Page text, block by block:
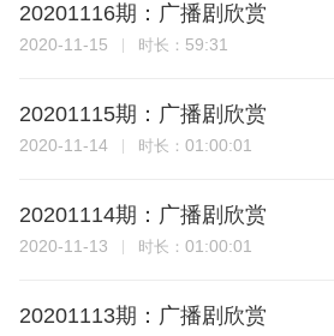
20201116期：广播剧欣赏
2020-11-15 时长： 59:31
20201115期：广播剧欣赏
2020-11-14 时长： 01:00:01
20201114期：广播剧欣赏
2020-11-13 时长： 01:00:01
20201113期：广播剧欣赏